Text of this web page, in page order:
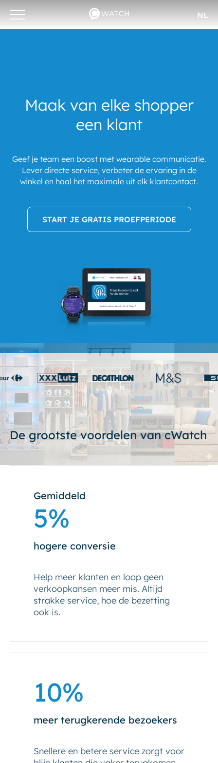
Otwórz/zamknij
menu
NL
Maak van elke shopper
een klant
Geef je team een boost met wearable communicatie.
Lever directe service, verbeter de ervaring in de
winkel en haal het maximale uit elk klantcontact.
START JE GRATIS PROEFPERIODE
De grootste voordelen van cWatch
Gemiddeld
5%
hogere conversie
Help meer klanten en loop geen
verkoopkansen meer mis. Altijd
strakke service, hoe de bezetting
ook is.
10%
meer terugkerende bezoekers
Snellere en betere service zorgt voor